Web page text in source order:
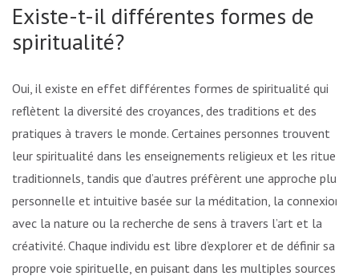
Existe-t-il différentes formes de
spiritualité?
Oui, il existe en effet différentes formes de spiritualité qui
reflètent la diversité des croyances, des traditions et des
pratiques à travers le monde. Certaines personnes trouvent
leur spiritualité dans les enseignements religieux et les rituels
traditionnels, tandis que d’autres préfèrent une approche plus
personnelle et intuitive basée sur la méditation, la connexion
avec la nature ou la recherche de sens à travers l’art et la
créativité. Chaque individu est libre d’explorer et de définir sa
propre voie spirituelle, en puisant dans les multiples sources